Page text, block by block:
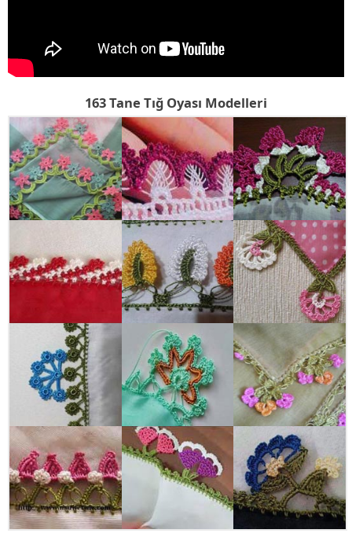
163 Tane Tığ Oyası Modelleri